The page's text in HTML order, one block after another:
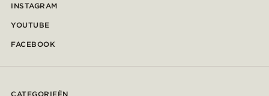
INSTAGRAM
YOUTUBE
FACEBOOK
CATEGORIEËN